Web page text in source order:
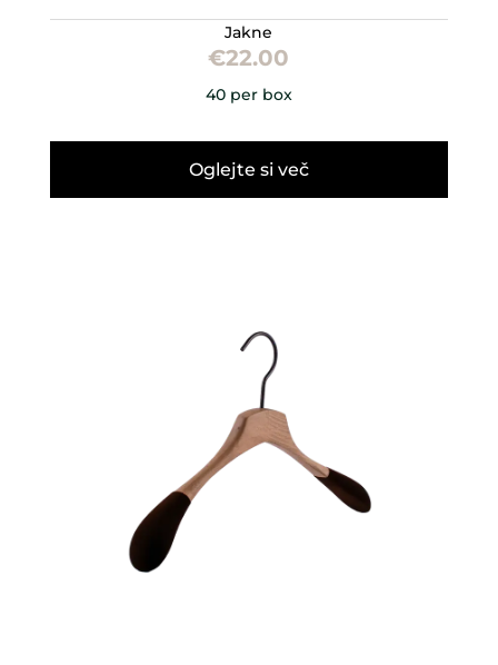
Jakne
€22.00
40 per box
Oglejte si več